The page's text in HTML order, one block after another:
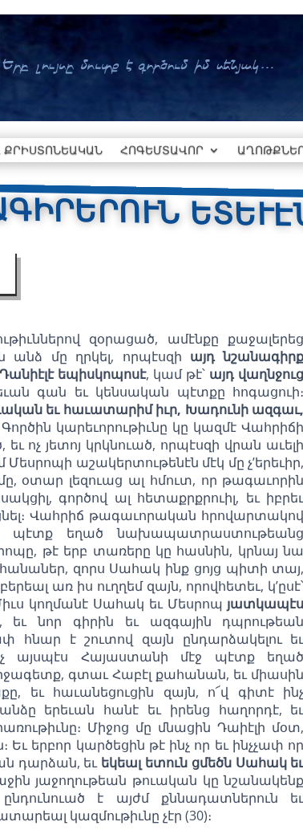
ՀՈԳԵՄՏԱՎՈՐ
զօրացած, ամէնքը քաջալերեց
անձ մը ղրկել, որպէսզի այդ նշանագիրք
եպիսկոպոսէ, կամ թէ՝ այդ վաղնջուց
գան եւ կենսական պէտքը հոգացուի։
եւ հաւատարիմ իւր, Խադունի ազգաւ,
կարեւորութիւնը կը կազմէ Վահրիճի
ոչ յետոյ կրկնուած, որպէսզի վրան աւելի
աշակերտութենէն մէկ մը չ’երեւիր,
օտար լեզուաց ալ հմուտ, որ թագաւորին
գործով ալ հետաքրքրուիլ, եւ
Վահրիճ թագաւորական հրովարտակով
պէտք եղած նախապատրաստութեանց
թէ երբ տառերը կը հասնին, կրնայ նա
զորս Սահակ ինք ցոյց պիտի տայ,
առ իս ուղղեմ զայն, որովհետեւ, կ’ըսէ՝
կողմանէ Սահակ եւ Մեսրոպ յատկապէս
եւ նոր գիրին եւ ազգային դպրութեան
հնար է շուտով զայն ընդարձակելու
այսպէս Հայաստանի մէջ պէտք եղած
գտաւ Հաբէլ քահանան, եւ միասին
եւ հաւանեցուցին զայն, ո՜վ գիտէ ինչ
երեւան հանէ եւ իրենց հաղորդէ,
Միջոց մը մնացին Դաիէլի մօտ,
երբոր կարծեցին թէ ինչ որ եւ ինչչափ որ
դարձան, եւ եկեալ ետուն ցմեծն Սահակ
յաջողութեան թուական կը նշանակենք
է այժմ քննադատներուն
կազմութիւնը չէր (30)։